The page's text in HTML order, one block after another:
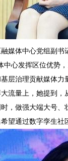
媒体中心党组副书
中心发挥区位优势
层治理贡献媒体力
流量上，她提到
，做强大端大号、
望通过数字孪生